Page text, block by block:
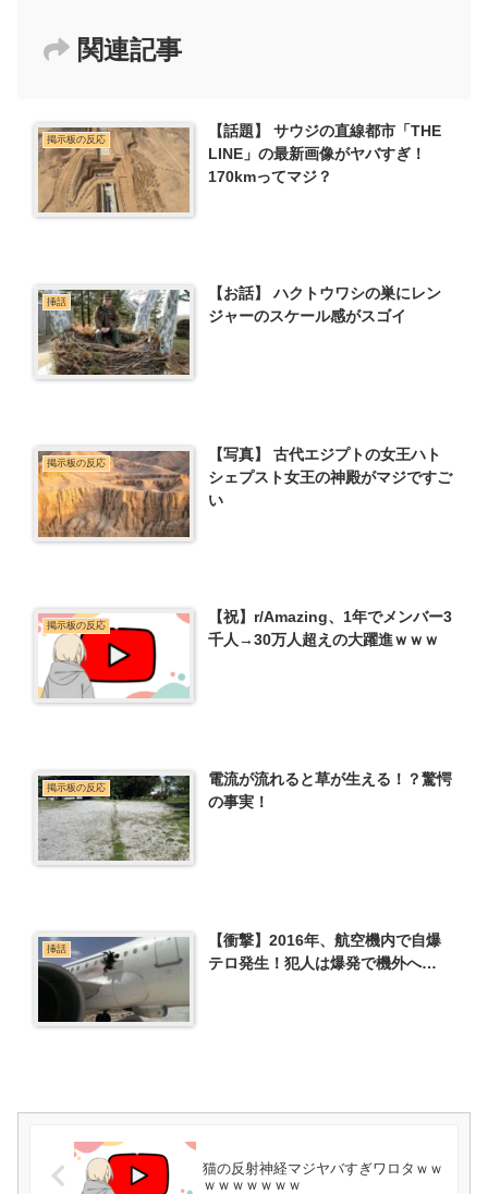
関連記事
掲示板の反応
【話題】 サウジの直線都市「THE
LINE」の最新画像がヤバすぎ！
170kmってマジ？
挿話
【お話】 ハクトウワシの巣にレン
ジャーのスケール感がスゴイ
掲示板の反応
【写真】 古代エジプトの女王ハト
シェプスト女王の神殿がマジですご
い
掲示板の反応
【祝】r/Amazing、1年でメンバー3
千人→30万人超えの大躍進ｗｗｗ
掲示板の反応
電流が流れると草が生える！？驚愕
の事実！
挿話
【衝撃】2016年、航空機内で自爆
テロ発生！犯人は爆発で機外へ…
猫の反射神経マジヤバすぎワロタｗｗ
ｗｗｗｗｗｗｗ